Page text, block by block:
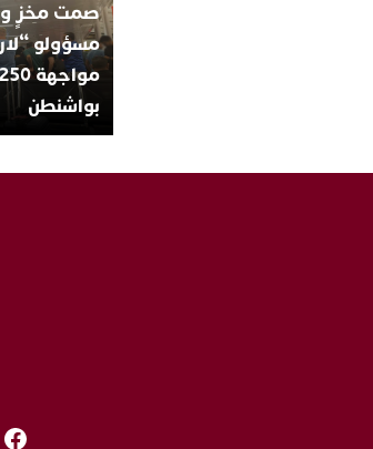
صمت مخزٍ
مسؤولو
بواشنطن